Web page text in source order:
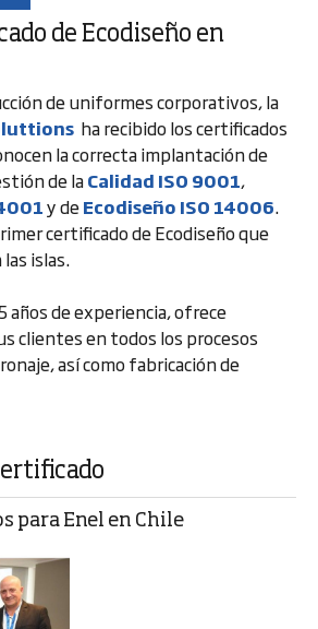
de Ecodiseño en
de uniformes corporativos, la
ha recibido los certificados
la correcta implantación de
de laCalidad ISO 9001,
y deEcodiseño ISO 14006.
certificado de Ecodiseño que
las islas.
años de experiencia, ofrece
clientes en todos los procesos
así como fabricación de
para Enel en Chile